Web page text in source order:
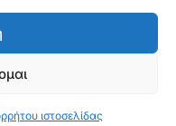
ιστοσελίδας